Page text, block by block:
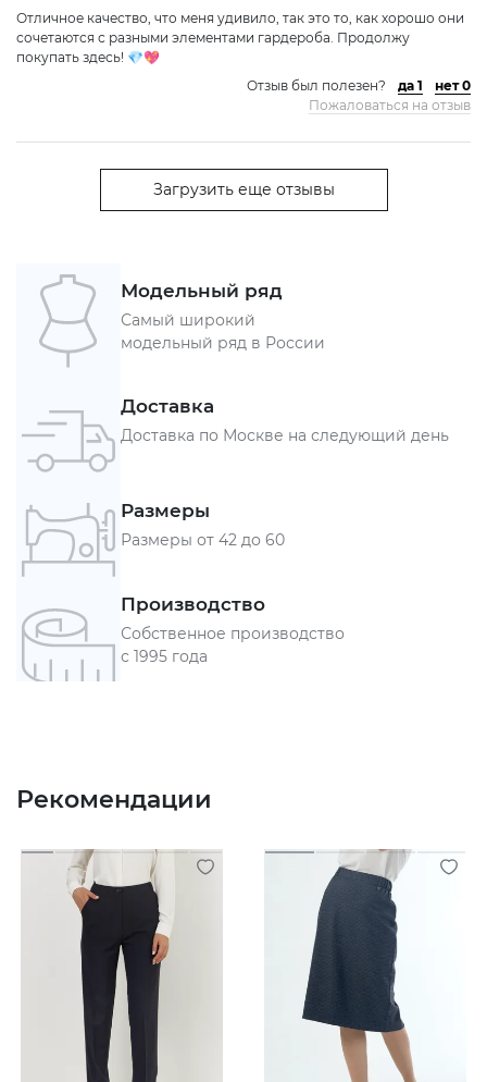
Отличное качество, что меня удивило, так это то, как хорошо они
сочетаются с разными элементами гардероба. Продолжу
покупать здесь! 💎💖
Отзыв был полезен?
да 1
нет 0
Пожаловаться на отзыв
Загрузить еще отзывы
Модельный ряд
Самый широкий
модельный ряд в России
Доставка
Доставка по Москве на следующий день
Размеры
Размеры от 42 до 60
Производство
Собственное производство
с 1995 года
Рекомендации